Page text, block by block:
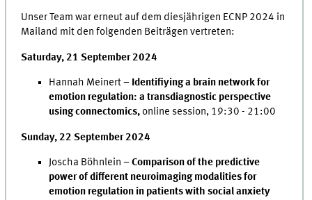
Unser Team war erneut auf dem diesjährigen ECNP 2024 in
Mailand mit den folgenden Beiträgen vertreten:
Saturday, 21 September 2024
Hannah Meinert – Identifiying a brain network for
emotion regulation: a transdiagnostic perspective
using connectomics, online session, 19:30 - 21:00
Sunday, 22 September 2024
Joscha Böhnlein –Comparison of the predictive
power of different neuroimaging modalities for
emotion regulation in patients with social anxiety